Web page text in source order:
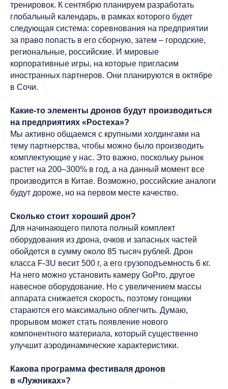
тренировок. К сентябрю планируем разработать
глобальный календарь, в рамках которого будет
следующая система: соревнования на предприятии
за право попасть в его сборную, затем – городские,
региональные, российские. И мировые
корпоративные игры, на которые пригласим
иностранных партнеров. Они планируются в октябре
в Сочи.
Какие-то элементы дронов будут производиться
на предприятиях «Ростеха»?
Мы активно общаемся с крупными холдингами на
тему партнерства, чтобы можно было производить
комплектующие у нас. Это важно, поскольку рынок
растет на 200–300% в год, а на данный момент все
производится в Китае. Возможно, российские аналоги
будут дороже, но на первом месте качество.
Сколько стоит хороший дрон?
Для начинающего пилота полный комплект
оборудования из дрона, очков и запасных частей
обойдется в сумму около 85 тысяч рублей. Дрон
класса F‑3U весит 500 г, а его грузоподъемность 6 кг.
На него можно установить камеру GoPro, другое
навесное оборудование. Но с увеличением массы
аппарата снижается скорость, поэтому гонщики
стараются его максимально облегчить. Думаю,
прорывом может стать появление нового
компонентного материала, который существенно
улучшит аэродинамические характеристики.
Какова программа фестиваля дронов
в «Лужниках»?